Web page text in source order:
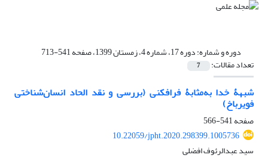
دوره و شماره:دوره 17، شماره 4، زمستان 1399، صفحه 541-713
تعداد مقالات: 7
شبهۀ خدا به‌مثابۀ فرافکنی (بررسی و نقد الحاد انسان‌شناختی
فویرباخ)
صفحه541-566
10.22059/jpht.2020.298399.1005736
سید عبدالرئوف افضلی